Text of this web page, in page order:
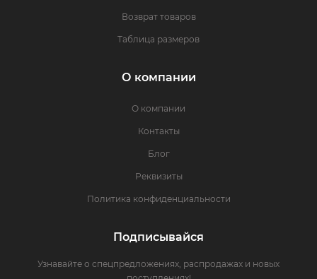
Возврат товаров
Таблица размеров
О компании
О компании
Контакты
Блог
Реквизиты
Политика конфиденциальности
Подписывайся
Узнавайте о спецпредложениях, распродажах и новых